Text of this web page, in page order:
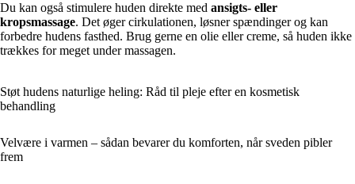
Du kan også stimulere huden direkte med ansigts- eller
kropsmassage. Det øger cirkulationen, løsner spændinger og kan
forbedre hudens fasthed. Brug gerne en olie eller creme, så huden ikke
trækkes for meget under massagen.
Støt hudens naturlige heling: Råd til pleje efter en kosmetisk
behandling
Velvære i varmen – sådan bevarer du komforten, når sveden pibler
frem